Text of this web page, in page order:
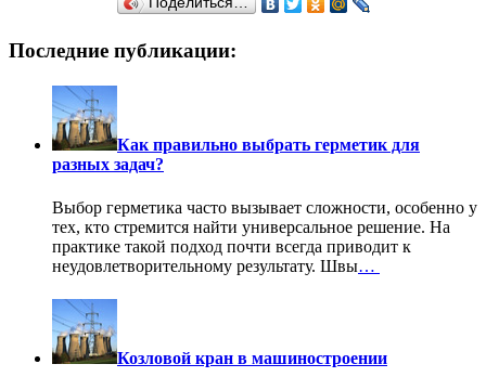
Последние публикации:
Как правильно выбрать герметик для
разных задач?
Выбор герметика часто вызывает сложности, особенно у
тех, кто стремится найти универсальное решение. На
практике такой подход почти всегда приводит к
неудовлетворительному результату. Швы…
Козловой кран в машиностроении